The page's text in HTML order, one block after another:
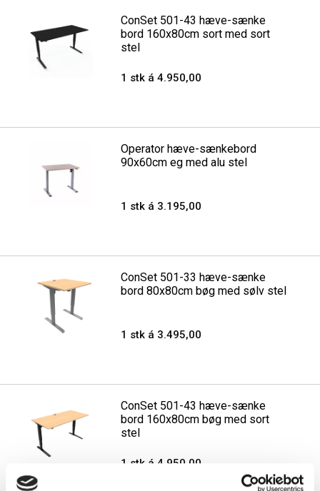
ConSet 501-43 hæve-sænke
bord 160x80cm sort med sort
stel
1 stk á 4.950,00
Operator hæve-sænkebord
90x60cm eg med alu stel
1 stk á 3.195,00
ConSet 501-33 hæve-sænke
bord 80x80cm bøg med sølv stel
1 stk á 3.495,00
ConSet 501-43 hæve-sænke
bord 160x80cm bøg med sort
stel
1 stk á 4.950,00